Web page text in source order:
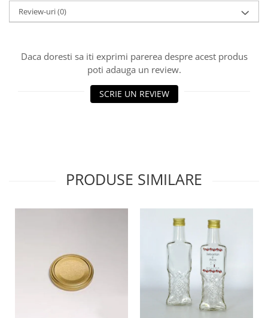
Review-uri(0)
Daca doresti sa iti exprimi parerea despre acest produs
poti adauga un review.
SCRIE UN REVIEW
PRODUSE SIMILARE